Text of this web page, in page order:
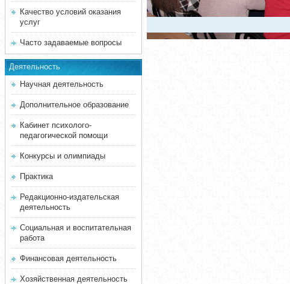
Качество условий оказания
услуг
Часто задаваемые вопросы
Деятельность
Научная деятельность
Дополнительное образование
Кабинет психолого-
педагогической помощи
Конкурсы и олимпиады
Практика
Редакционно-издательская
деятельность
Социальная и воспитательная
работа
Финансовая деятельность
Хозяйственная деятельность